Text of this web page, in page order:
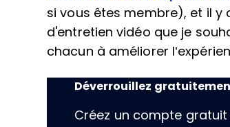
si vous êtes membre), et il
d'entretien vidéo que je
chacun à améliorer
Déverrouillez
Créez un compte